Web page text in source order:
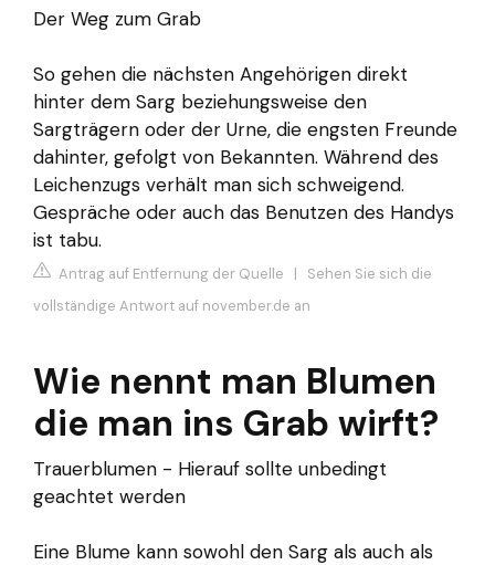
Der Weg zum Grab
So gehen die nächsten Angehörigen direkt
hinter dem Sarg beziehungsweise den
Sargträgern oder der Urne, die engsten Freunde
dahinter, gefolgt von Bekannten. Während des
Leichenzugs verhält man sich schweigend.
Gespräche oder auch das Benutzen des Handys
ist tabu.
Antrag auf Entfernung der Quelle | Sehen Sie sich die
vollständige Antwort auf november.de an
Wie nennt man Blumen
die man ins Grab wirft?
Trauerblumen - Hierauf sollte unbedingt
geachtet werden
Eine Blume kann sowohl den Sarg als auch als